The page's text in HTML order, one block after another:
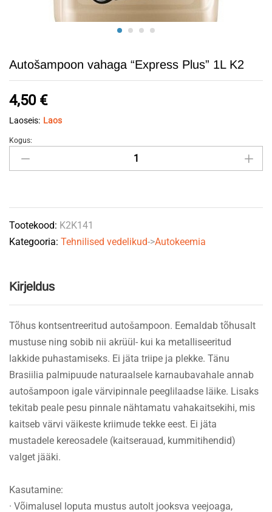
Autošampoon vahaga “Express Plus” 1L K2
4,50 €
Laoseis: Laos
Autošampoon
vahaga
1L
K2
quantity
Kogus:
Tootekood: K2K141
Kategooria: Tehnilised vedelikud->Autokeemia
Kirjeldus
Tõhus kontsentreeritud autošampoon. Eemaldab tõhusalt
mustuse ning sobib nii akrüül- kui ka metalliseeritud
lakkide puhastamiseks. Ei jäta triipe ja plekke. Tänu
Brasiilia palmipuude naturaalsele karnaubavahale annab
autošampoon igale värvipinnale peeglilaadse läike. Lisaks
tekitab peale pesu pinnale nähtamatu vahakaitsekihi, mis
kaitseb värvi väikeste kriimude tekke eest. Ei jäta
mustadele kereosadele (kaitserauad, kummitihendid)
valget jääki.
Kasutamine:
· Võimalusel loputa mustus autolt jooksva veejoaga,